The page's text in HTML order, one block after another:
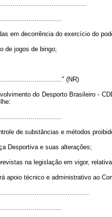
em decorrência do exercício do
de jogos de bingo;
(NR)
do Desporto Brasileiro -
de substâncias e métodos
Desportiva e suas alterações;
na legislação em vigor,
apoio técnico e administrativo ao